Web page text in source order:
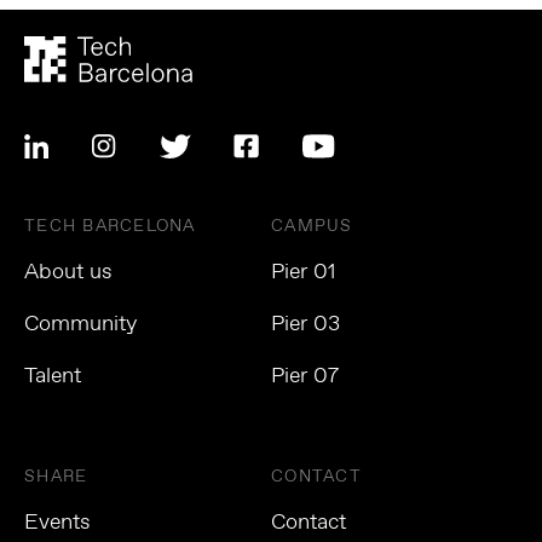
TECH BARCELONA
About us
Community
Talent
CAMPUS
Pier 01
Pier 03
Pier 07
SHARE
Events
CONTACT
Contact